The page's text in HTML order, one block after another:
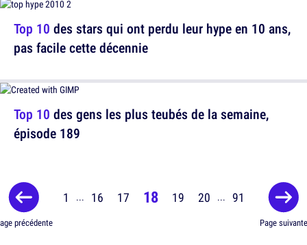
Top 10 des stars qui ont perdu leur hype en 10 ans,
pas facile cette décennie
Top 10 des gens les plus teubés de la semaine,
épisode 189
précédente
1 ... 16 17 18 19 20 ... 91
Page suivante